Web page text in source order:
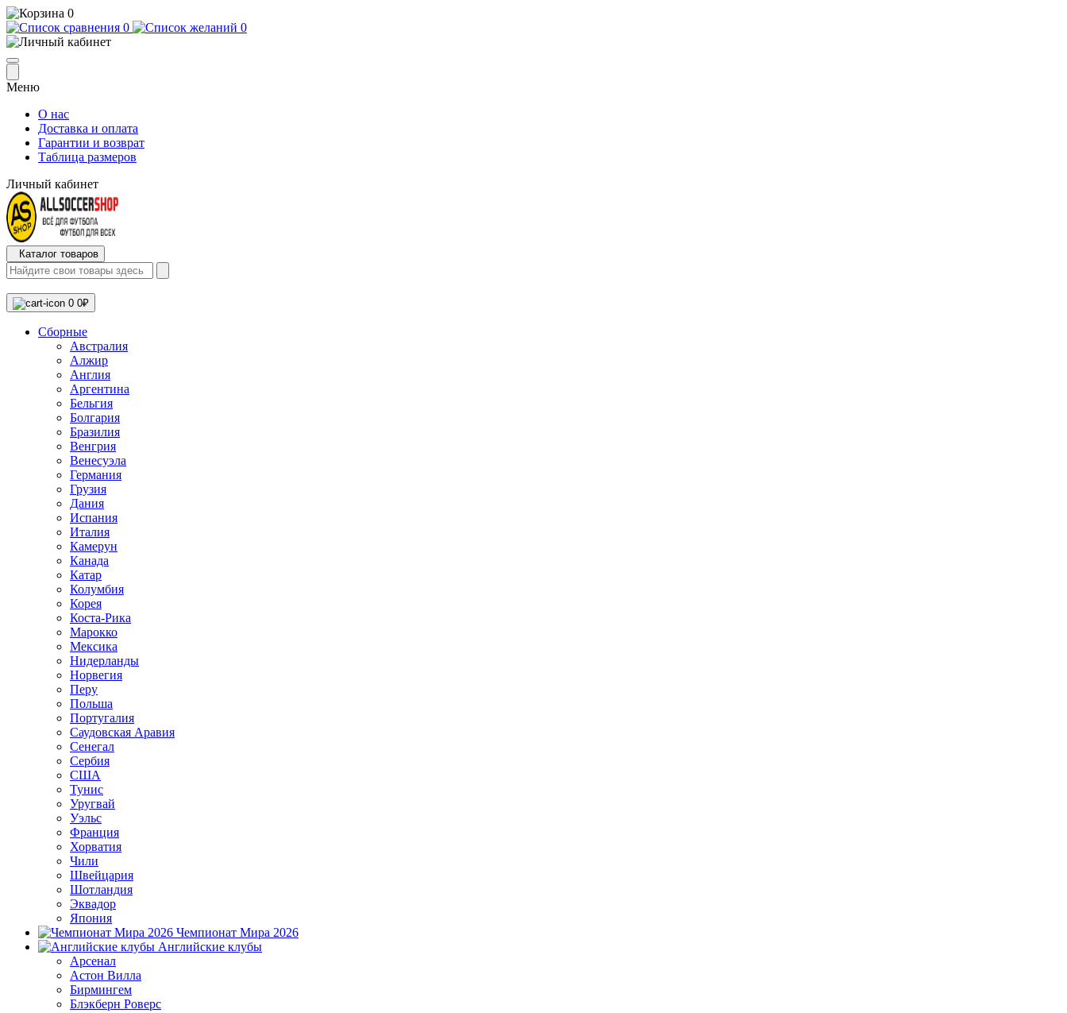
0
0
0
Меню
О нас
Доставка и оплата
Гарантии и возврат
Таблица размеров
Личный кабинет
Каталог товаров
0 0₽
Сборные
Австралия
Алжир
Англия
Аргентина
Бельгия
Болгария
Бразилия
Венгрия
Венесуэла
Германия
Грузия
Дания
Испания
Италия
Камерун
Канада
Катар
Колумбия
Корея
Коста-Рика
Марокко
Мексика
Нидерланды
Норвегия
Перу
Польша
Португалия
Саудовская Аравия
Сенегал
Сербия
США
Тунис
Уругвай
Уэльс
Франция
Хорватия
Чили
Швейцария
Шотландия
Эквадор
Япония
Чемпионат Мира 2026
Английские клубы
Арсенал
Астон Вилла
Бирмингем
Блэкберн Роверс